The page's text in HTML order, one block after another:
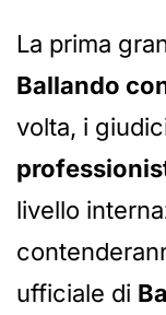
La prima
Ballando
volta, i
livello
ufficiale di